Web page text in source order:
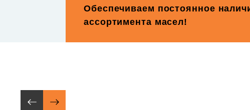
Обеспечиваем постоянное
ассортимента масел!